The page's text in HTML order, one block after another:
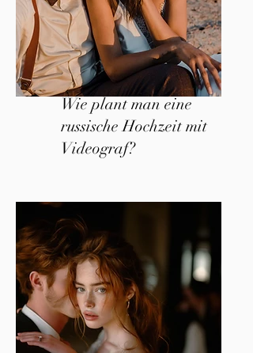
Wie plant man eine
russische Hochzeit mit
Videograf?